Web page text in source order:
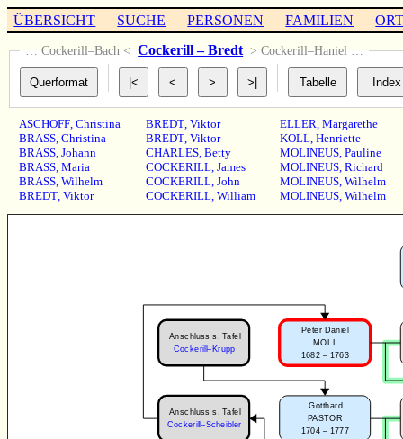
ÜBERSICHT SUCHE PERSONEN FAMILIEN
… Cockerill–Bach < Cockerill – Bredt > Cockerill–Haniel …
ASCHOFF,Christina
BRASS,Christina
BRASS,Johann
BRASS,Maria
BRASS,Wilhelm
BREDT,Viktor
BREDT, Viktor
BREDT, Viktor
CHARLES, Betty
COCKERILL, James
COCKERILL, John
COCKERILL, William
ELLER, Margarethe
KOLL, Henriette
MOLINEUS, Pauline
MOLINEUS, Richard
MOLINEUS, Wilhelm
MOLINEUS, Wilhelm
Gotthard
PASTOR
1704 – 1777
Anschluss s. Tafel
Cockerill–Krupp
Peter Daniel
MOLL
1682 – 1763
Anschluss s. Tafel
Cockerill–Scheibler